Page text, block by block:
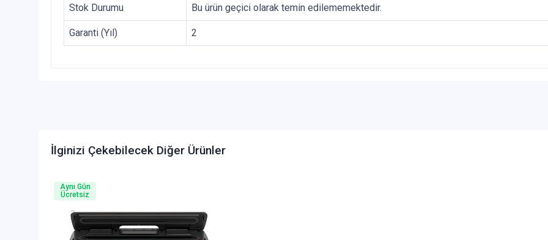
Stok Durumu Bu ürün geçici olarak temin edilememektedir.
Garanti (Yıl) 2
İlginizi Çekebilecek Diğer Ürünler
Aynı Gün
Ücretsiz